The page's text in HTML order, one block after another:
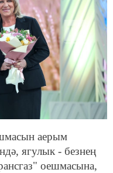
аерым
ягулык - безнең
оешмасына,